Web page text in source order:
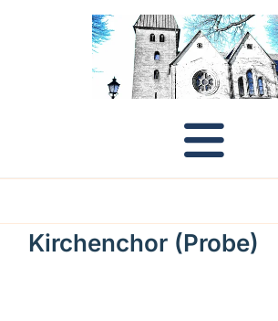
Kirchenchor (Probe)